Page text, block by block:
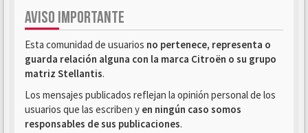
AVISO IMPORTANTE
Esta comunidad de usuarios no pertenece, representa o
guarda relación alguna con la marca Citroën o su grupo
matriz Stellantis.
Los mensajes publicados reflejan la opinión personal de los
usuarios que las escriben y en ningún caso somos
responsables de sus publicaciones.